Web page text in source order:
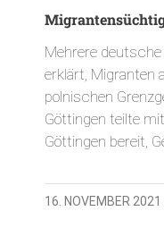
Mehrere
erklärt, Migranten
polnischen
Göttingen teilte
Göttingen bereit,
16. NOVEMBER 2021